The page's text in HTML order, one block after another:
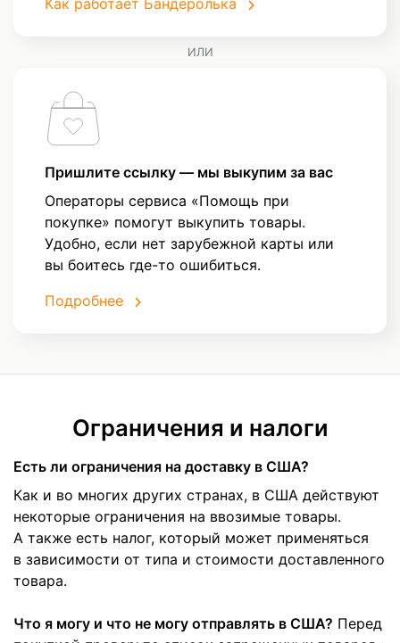
Как работает Бандеролька
ИЛИ
Пришлите ссылку — мы выкупим за вас
Операторы сервиса «Помощь при
покупке» помогут выкупить товары.
Удобно, если нет зарубежной карты или
вы боитесь где-то ошибиться.
Подробнее
Ограничения и налоги
Есть ли ограничения на доставку в США?
Как и во многих других странах, в США действуют
некоторые ограничения на ввозимые товары.
А также есть налог, который может применяться
в зависимости от типа и стоимости доставленного
товара.
Что я могу и что не могу отправлять в США? Перед